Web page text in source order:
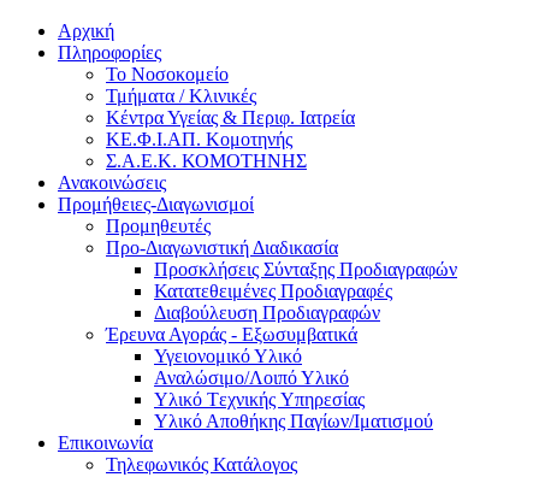
Αρχική
Πληροφορίες
Το Νοσοκομείο
Τμήματα / Κλινικές
Κέντρα Υγείας & Περιφ. Ιατρεία
ΚΕ.Φ.Ι.ΑΠ. Κομοτηνής
Σ.Α.Ε.Κ. ΚΟΜΟΤΗΝΗΣ
Ανακοινώσεις
Προμήθειες-Διαγωνισμοί
Προμηθευτές
Προ-Διαγωνιστική Διαδικασία
Προσκλήσεις Σύνταξης Προδιαγραφών
Κατατεθειμένες Προδιαγραφές
Διαβούλευση Προδιαγραφών
Έρευνα Αγοράς - Εξωσυμβατικά
Υγειονομικό Υλικό
Αναλώσιμο/Λοιπό Υλικό
Υλικό Tεχνικής Yπηρεσίας
Υλικό Αποθήκης Παγίων/Ιματισμού
Επικοινωνία
Τηλεφωνικός Κατάλογος